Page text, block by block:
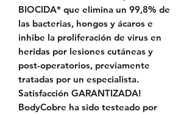
BIOCIDA* que elimina un 99,8% de
las bacterias, hongos y ácaros e
inhibe la proliferación de virus en
heridas por lesiones cutáneas y
post-operatorios, previamente
tratadas por un especialista.
Satisfacción GARANTIZADA!
BodyCobre ha sido testeado por